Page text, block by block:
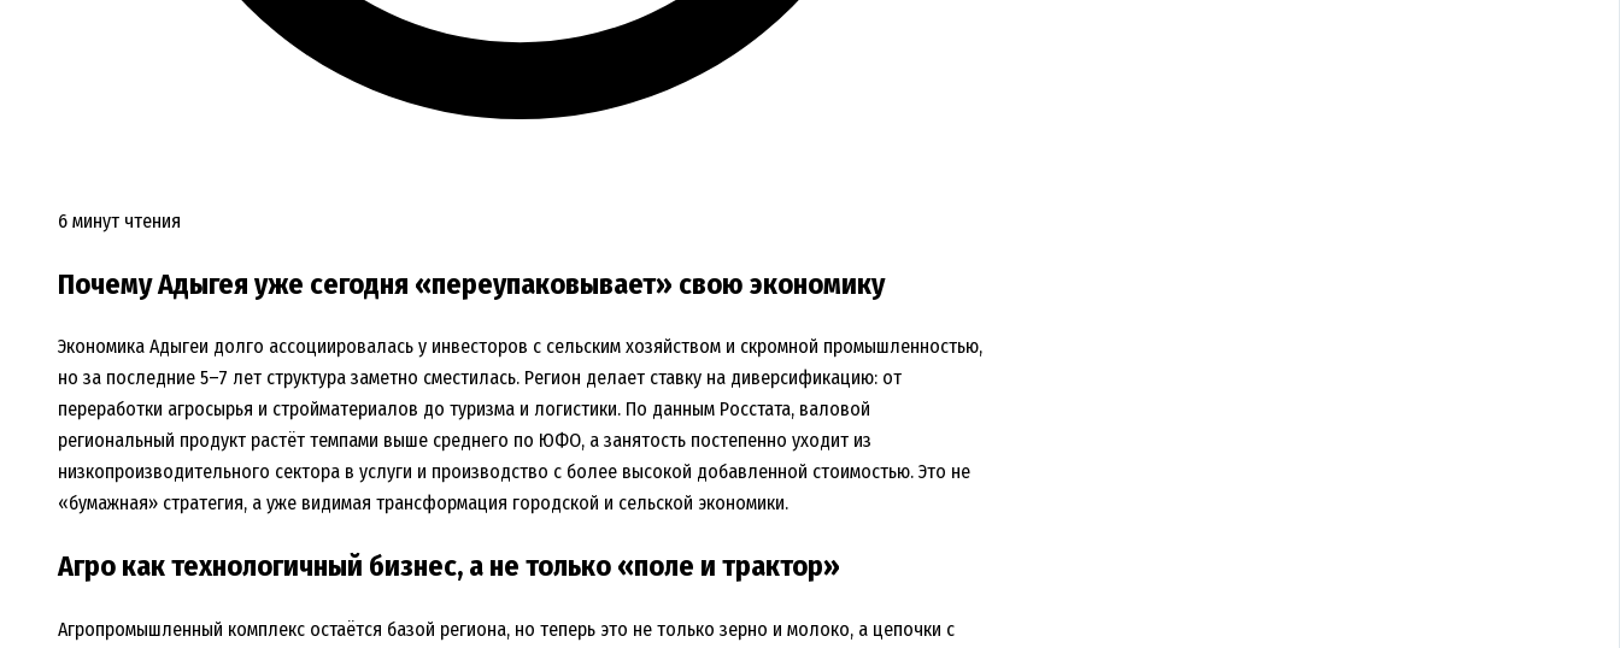
6 минут чтения
Почему Адыгея уже сегодня «переупаковывает» свою экономику
Экономика Адыгеи долго ассоциировалась у инвесторов с сельским хозяйством и скромной промышленностью,
но за последние 5–7 лет структура заметно сместилась. Регион делает ставку на диверсификацию: от
переработки агросырья и стройматериалов до туризма и логистики. По данным Росстата, валовой
региональный продукт растёт темпами выше среднего по ЮФО, а занятость постепенно уходит из
низкопроизводительного сектора в услуги и производство с более высокой добавленной стоимостью. Это не
«бумажная» стратегия, а уже видимая трансформация городской и сельской экономики.
Агро как технологичный бизнес, а не только «поле и трактор»
Агропромышленный комплекс остаётся базой региона, но теперь это не только зерно и молоко, а цепочки с